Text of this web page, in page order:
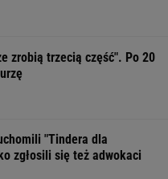
zrobią trzecią część". Po 20
"Tindera dla
zgłosili się też adwokaci